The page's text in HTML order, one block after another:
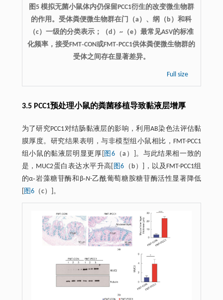
图5 模拟无菌小鼠体内仍保留PCC1衍生的改变微生物群
的作用。受体粪便微生物群在门（a）、纲（b）和科
（c）一级的分类表示；（d）~（e）最常见ASV的标准
化频率，接受FMT‐CON或FMT‐PCC1供体粪便微生物群的
受体之间存在显著差异。
Full size
3.5 PCC1预处理小鼠的粪菌移植导致黏液层增厚
为了研究PCC1对结肠黏液层的影响，利用AB染色法评估黏
膜厚度。研究结果表明，与非模型组小鼠相比，FMT-PCC1
组小鼠的黏液层明显更厚[ 图6 （a）]。与此结果相一致的
是，MUC2蛋白表达水平升高[ 图6 （b）]，以及FMT-PCC1组
的α‐岩藻糖苷酶和β‐N-乙酰葡萄糖胺糖苷酶活性显著降低
图6（c）]。